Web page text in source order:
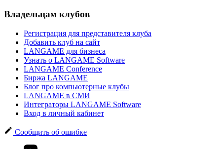
Владельцам клубов
Регистрация для представителя клуба
Добавить клуб на сайт
LANGAME для бизнеса
Узнать о LANGAME Software
LANGAME Conference
Биржа LANGAME
Блог про компьютерные клубы
LANGAME в СМИ
Интеграторы LANGAME Software
Вход в личный кабинет
Сообщить об ошибке